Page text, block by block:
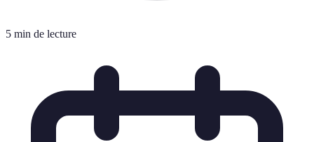
5 min de lecture